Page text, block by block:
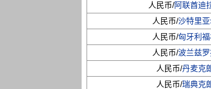
人民币/阿联酋迪
人民币/沙特里亚
人民币/匈牙利
人民币/波兰兹罗
人民币/丹麦克
人民币/瑞典克